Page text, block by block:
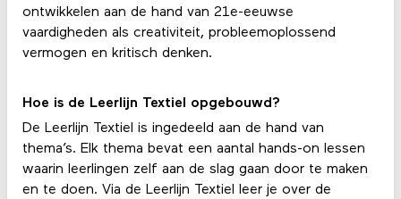
ontwikkelen aan de hand van 21e-eeuwse
vaardigheden als creativiteit, probleemoplossend
vermogen en kritisch denken.
Hoe is de Leerlijn Textiel opgebouwd?
De Leerlijn Textiel is ingedeeld aan de hand van
thema’s. Elk thema bevat een aantal hands-on lessen
waarin leerlingen zelf aan de slag gaan door te maken
en te doen. Via de Leerlijn Textiel leer je over de